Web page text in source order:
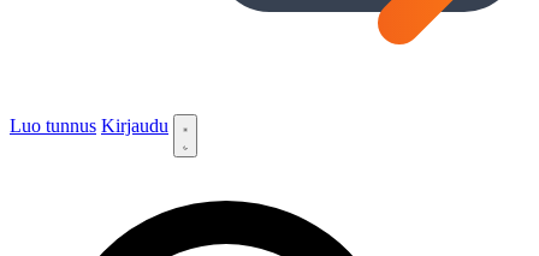
Luo tunnus Kirjaudu